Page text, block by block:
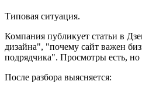
Типовая ситуация.
Компания публикует статьи в
дизайна", "почему сайт важен
подрядчика". Просмотры есть, но
После разбора выясняется: